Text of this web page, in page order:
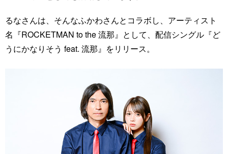
るなさんは、そんなふかわさんとコラボし、アーティスト
名『ROCKETMAN to the 流那』として、配信シングル『ど
うにかなりそう feat. 流那』をリリース。